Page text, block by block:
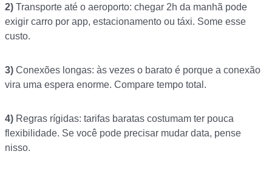
2) Transporte até o aeroporto: chegar 2h da manhã pode
exigir carro por app, estacionamento ou táxi. Some esse
custo.
3) Conexões longas: às vezes o barato é porque a conexão
vira uma espera enorme. Compare tempo total.
4) Regras rígidas: tarifas baratas costumam ter pouca
flexibilidade. Se você pode precisar mudar data, pense
nisso.